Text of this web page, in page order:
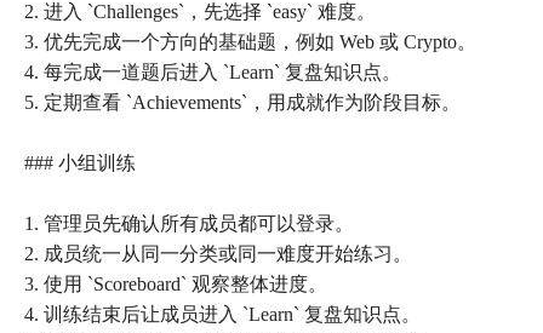
2. 进入 `Challenges`，先选择 `easy` 难度。
3. 优先完成一个方向的基础题，例如 Web 或 Crypto。
4. 每完成一道题后进入 `Learn` 复盘知识点。
5. 定期查看 `Achievements`，用成就作为阶段目标。
### 小组训练
1. 管理员先确认所有成员都可以登录。
2. 成员统一从同一分类或同一难度开始练习。
3. 使用 `Scoreboard` 观察整体进度。
4. 训练结束后让成员进入 `Learn` 复盘知识点。